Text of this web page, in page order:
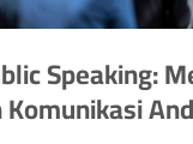
Speaking: